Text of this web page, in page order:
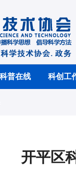
科普在线 科创工
开平区